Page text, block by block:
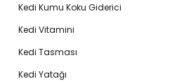
Kedi Kumu Koku Giderici
Kedi Vitamini
Kedi Tasması
Kedi Yatağı